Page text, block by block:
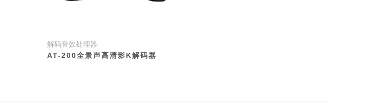
解码音效处理器
AT-200全景声高清影K解码器